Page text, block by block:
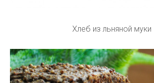
Хлеб из льняной муки